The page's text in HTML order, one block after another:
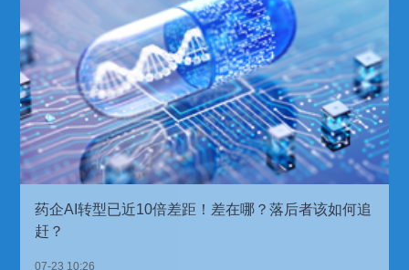
药企AI转型已近10倍差距！差在哪？落后者该如何追
赶？
07-23 10:26